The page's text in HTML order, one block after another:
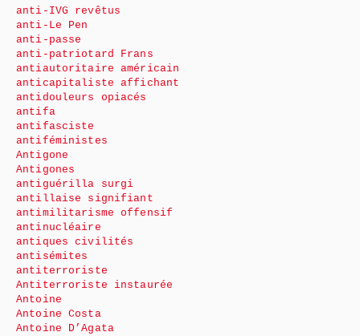
anti-IVG revêtus
anti-Le Pen
anti-passe
anti-patriotard Frans
antiautoritaire américain
anticapitaliste affichant
antidouleurs opiacés
antifa
antifasciste
antiféministes
Antigone
Antigones
antiguérilla surgi
antillaise signifiant
antimilitarisme offensif
antinucléaire
antiques civilités
antisémites
antiterroriste
Antiterroriste instaurée
Antoine
Antoine Costa
Antoine D’Agata